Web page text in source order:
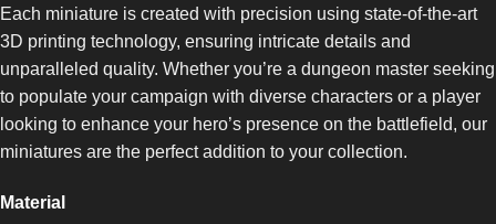
Each miniature is created with precision using state-of-the-art
3D printing technology, ensuring intricate details and
unparalleled quality. Whether you’re a dungeon master seeking
to populate your campaign with diverse characters or a player
looking to enhance your hero’s presence on the battlefield, our
miniatures are the perfect addition to your collection.
Material